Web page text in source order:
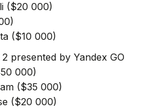
($20 000)
($10 000)
presented by Yandex GO
000)
($35 000)
($20 000)